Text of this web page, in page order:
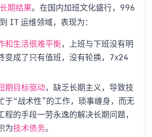
长期结果。在国内加班文化盛行，996
IT 运维领域，表现为：
和生活很难平衡，上班与下班没有明
变成了只有值班，没有轮换，7x24
期目标驱动，缺乏长期主义，导致技
于“战术性”的工作，琐事缠身，而无
程的手段一劳永逸的解决长期问题，
为技术债务。